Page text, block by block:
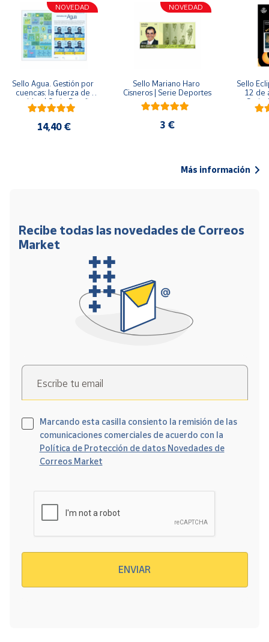
NOVEDAD
Sello Agua. Gestión por
cuencas: la fuerza de
una idea.| Serie España
ES| Pliego Premium
14,40 €
NOVEDAD
Sello Mariano Haro
Cisneros | Serie Deportes
3 €
Sello
12 de
Serie
Más información
Recibe todas las novedades de Correos
Market
Escribe tu email
Marcando esta casilla consiento la remisión de las
comunicaciones comerciales de acuerdo con la
Política de Protección de datos Novedades de
Correos Market
ENVIAR